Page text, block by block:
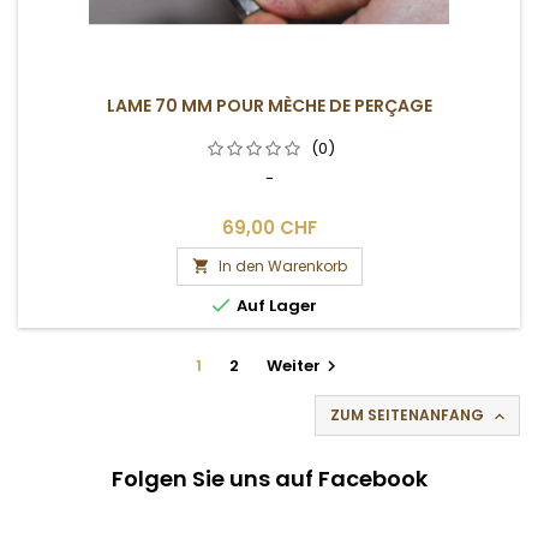
LAME 70 MM POUR MÈCHE DE PERÇAGE
(0)
-
69,00 CHF
 In den Warenkorb
 Auf Lager
1 2 Weiter 
ZUM SEITENANFANG 
Folgen Sie uns auf Facebook